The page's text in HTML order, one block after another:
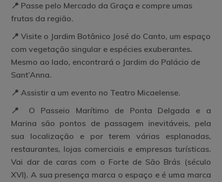
📍 Passe pelo Mercado da Graça e compre umas
frutas da região.
📍 Visite o Jardim Botânico José do Canto, um espaço
com vegetação singular e espécies exuberantes.
Mesmo ao lado, encontrará o Jardim do Palácio de
Sant’Anna.
📍 Assistir a um evento no Teatro Micaelense.
📍 O Passeio Marítimo de Ponta Delgada e a
Marina são pontos de passagem inevitáveis, pela
sua localização e por terem várias esplanadas,
restaurantes, lojas comerciais e empresas turísticas.
Vai dar de caras com o Forte de São Brás (século
XVI). A sua presença marca o espaço e é uma marca